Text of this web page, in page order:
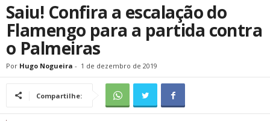
Saiu! Confira a escalação do
Flamengo para a partida contra
o Palmeiras
Por Hugo Nogueira - 1 de dezembro de 2019
Compartilhe: